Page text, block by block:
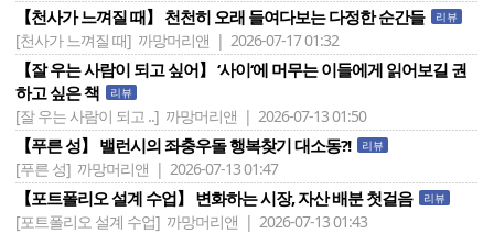
【천사가 느껴질 때】 천천히 오래 들여다보는 다정한 순간들 리뷰
[천사가 느껴질 때] 까망머리앤 | 2026-07-17 01:32
【잘 우는 사람이 되고 싶어】 ‘사이‘에 머무는 이들에게 읽어보길 권
하고 싶은 책
리뷰
[잘 우는 사람이 되고 ..] 까망머리앤 | 2026-07-13 01:50
【푸른 성】 밸런시의 좌충우돌 행복찾기 대소동?! 리뷰
[푸른 성] 까망머리앤 | 2026-07-13 01:47
【포트폴리오 설계 수업】 변화하는 시장, 자산 배분 첫걸음 리뷰
[포트폴리오 설계 수업] 까망머리앤 | 2026-07-13 01:43